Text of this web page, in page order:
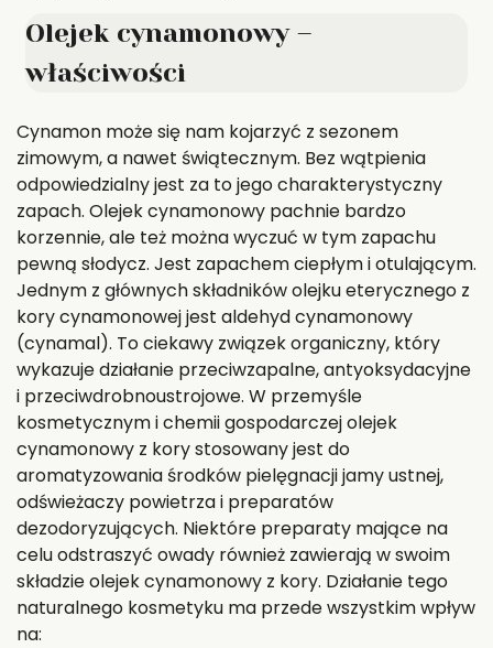
Olejek cynamonowy –
właściwości
Cynamon może się nam kojarzyć z sezonem
zimowym, a nawet świątecznym. Bez wątpienia
odpowiedzialny jest za to jego charakterystyczny
zapach. Olejek cynamonowy pachnie bardzo
korzennie, ale też można wyczuć w tym zapachu
pewną słodycz. Jest zapachem ciepłym i otulającym.
Jednym z głównych składników olejku eterycznego z
kory cynamonowej jest aldehyd cynamonowy
(cynamal). To ciekawy związek organiczny, który
wykazuje działanie przeciwzapalne, antyoksydacyjne
i przeciwdrobnoustrojowe. W przemyśle
kosmetycznym i chemii gospodarczej olejek
cynamonowy z kory stosowany jest do
aromatyzowania środków pielęgnacji jamy ustnej,
odświeżaczy powietrza i preparatów
dezodoryzujących. Niektóre preparaty mające na
celu odstraszyć owady również zawierają w swoim
składzie olejek cynamonowy z kory. Działanie tego
naturalnego kosmetyku ma przede wszystkim wpływ
na: